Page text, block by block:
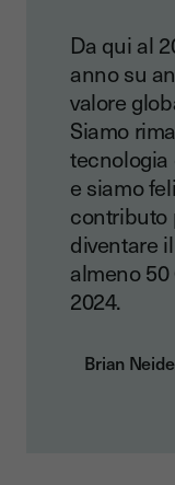
Da qui al
anno su
valore
Siamo
tecnologia
e siamo
contributo
diventare
almeno
2024.
Brian